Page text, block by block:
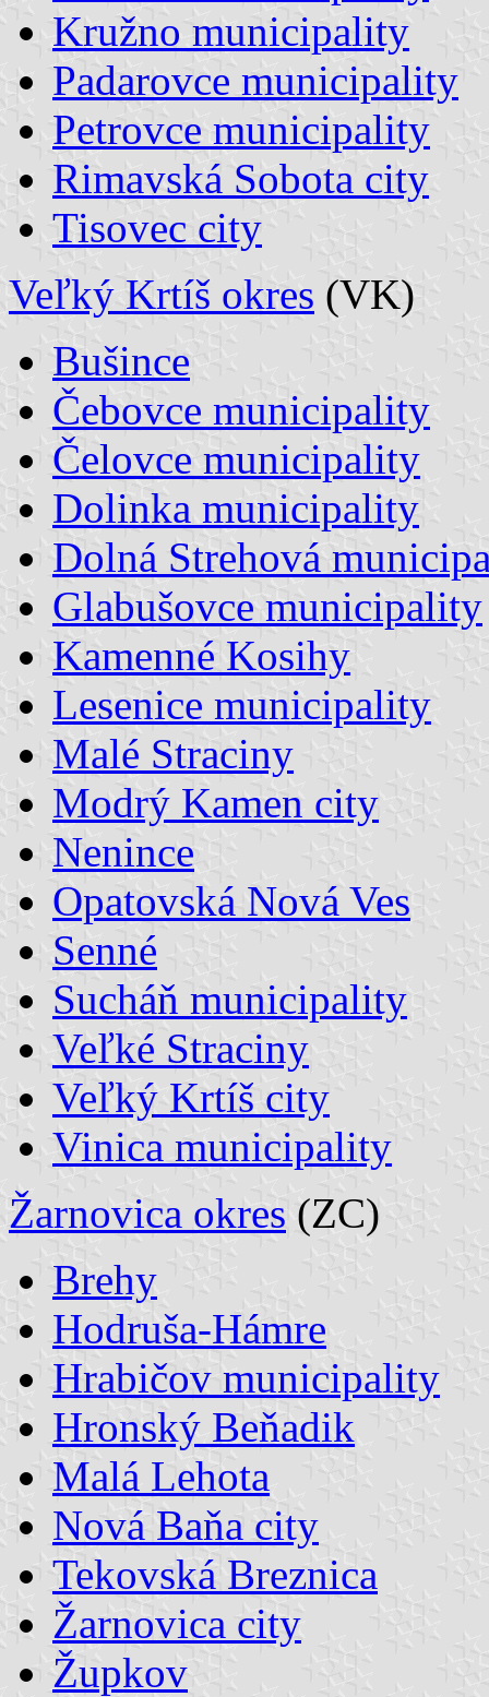
Kružno municipality
Padarovce municipality
Petrovce municipality
Rimavská Sobota city
Tisovec city
Veľký Krtíš okres (VK)
Bušince
Čebovce municipality
Čelovce municipality
Dolinka municipality
Dolná Strehová
Glabušovce municipality
Kamenné Kosihy
Lesenice municipality
Malé Straciny
Modrý Kamen city
Nenince
Opatovská Nová Ves
Senné
Sucháň municipality
Veľké Straciny
Veľký Krtíš city
Vinica municipality
Žarnovica okres (ZC)
Brehy
Hodruša-Hámre
Hrabičov municipality
Hronský Beňadik
Malá Lehota
Nová Baňa city
Tekovská Breznica
Žarnovica city
Župkov